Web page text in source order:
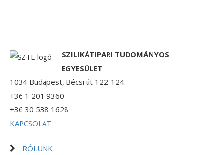
SZILIKÁTIPARI TUDOMÁNYOS
EGYESÜLET
1034 Budapest, Bécsi út 122-124.
+36 1 201 9360
+36 30 538 1628
KAPCSOLAT
RÓLUNK